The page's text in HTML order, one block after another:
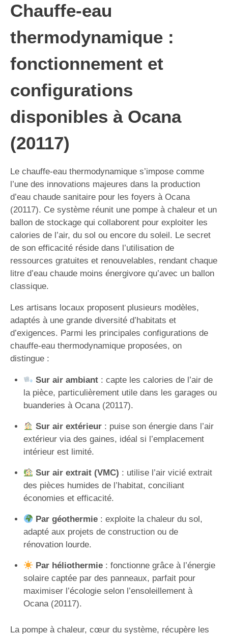
Chauffe-eau
thermodynamique :
fonctionnement et
configurations
disponibles à Ocana
(20117)
Le chauffe-eau thermodynamique s’impose comme
l’une des innovations majeures dans la production
d’eau chaude sanitaire pour les foyers à Ocana
(20117). Ce système réunit une pompe à chaleur et un
ballon de stockage qui collaborent pour exploiter les
calories de l’air, du sol ou encore du soleil. Le secret
de son efficacité réside dans l’utilisation de
ressources gratuites et renouvelables, rendant chaque
litre d’eau chaude moins énergivore qu’avec un ballon
classique.
Les artisans locaux proposent plusieurs modèles,
adaptés à une grande diversité d’habitats et
d’exigences. Parmi les principales configurations de
chauffe-eau thermodynamique proposées, on
distingue :
Sur air ambiant: capte les calories de l’air de
la pièce, particulièrement utile dans les garages ou
buanderies à Ocana (20117).
Sur air extérieur: puise son énergie dans l’air
extérieur via des gaines, idéal si l’emplacement
intérieur est limité.
Sur air extrait (VMC) : utilise l’air vicié extrait
des pièces humides de l’habitat, conciliant
économies et efficacité.
Par géothermie: exploite la chaleur du sol,
adapté aux projets de construction ou de
rénovation lourde.
Par héliothermie: fonctionne grâce à l’énergie
solaire captée par des panneaux, parfait pour
maximiser l’écologie selon l’ensoleillement à
Ocana (20117).
La pompe à chaleur, cœur du système, récupère les